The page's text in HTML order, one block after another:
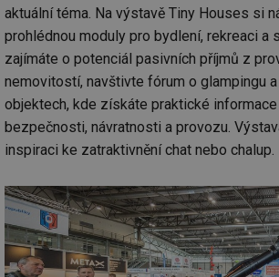
aktuální téma. Na výstavě Tiny Houses si
prohlédnou moduly pro bydlení, rekreaci a
zajímáte o potenciál pasivních příjmů z
nemovitostí, navštivte fórum o glampingu
objektech, kde získáte praktické
bezpečnosti, návratnosti a provozu.
inspiraci ke zatraktivnění chat nebo chalup.